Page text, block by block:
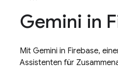
Gemini in
Mit Gemini in Firebase,
Assistenten für